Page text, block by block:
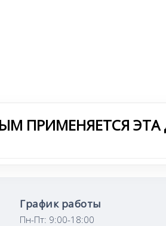
ПРИМЕНЯЕТСЯ ЭТА
График работы
Пн-Пт: 9:00-18:00